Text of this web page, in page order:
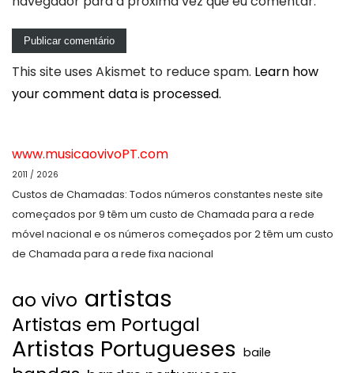
This site uses Akismet to reduce spam. Learn how
your comment data is processed.
www.musicaovivoPT.com
2011 / 2026
Custos de Chamadas: Todos números constantes neste site
começados por 9 têm um custo de Chamada para a rede
móvel nacional e os números começados por 2 têm um custo
de Chamada para a rede fixa nacional
ao vivo artistas
Artistas em Portugal
Artistas Portugueses baile